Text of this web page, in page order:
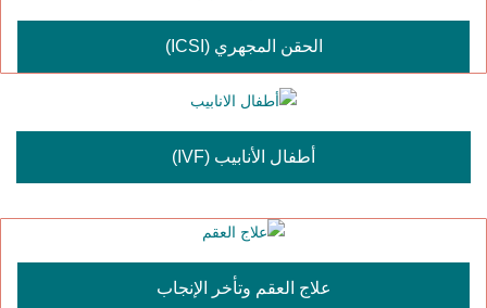
الحقن المجهري (ICSI)
أطفال الأنابيب (IVF)
علاج العقم وتأخر الإنجاب